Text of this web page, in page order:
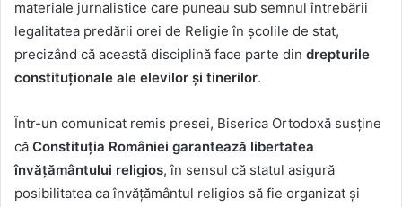
materiale jurnalistice care puneau sub semnul întrebării
legalitatea predării orei de Religie în școlile de stat,
precizând că această disciplină face parte din drepturile
constituționale ale elevilor și tinerilor.
Într-un comunicat remis presei, Biserica Ortodoxă susține
că Constituția României garantează libertatea
învățământului religios, în sensul că statul asigură
posibilitatea ca învățământul religios să fie organizat și